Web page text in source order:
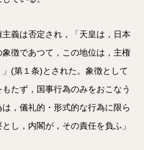
義は否定され，「天皇は，日本
徴であつて，この地位は，主権
(第１条)とされた。象徴として
たず，国事行為のみをおこなう
，儀礼的・形式的な行為に限ら
し，内閣が，その責任を負ふ」